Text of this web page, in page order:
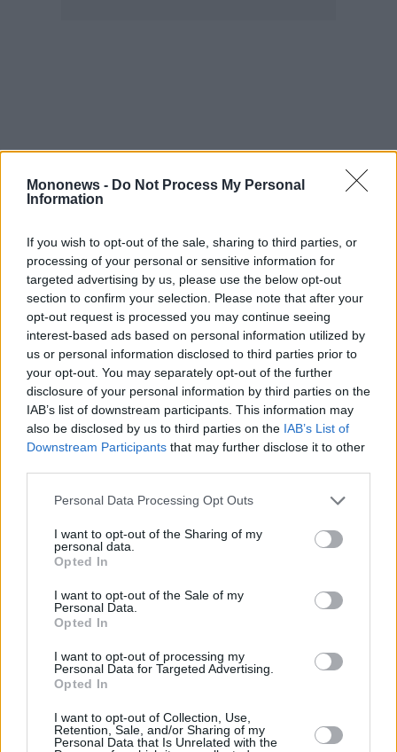
Mononews - Do Not Process My Personal
Information
If you wish to opt-out of the sale, sharing to third parties, or
processing of your personal or sensitive information for
targeted advertising by us, please use the below opt-out
section to confirm your selection. Please note that after your
opt-out request is processed you may continue seeing
interest-based ads based on personal information utilized by
us or personal information disclosed to third parties prior to
your opt-out. You may separately opt-out of the further
disclosure of your personal information by third parties on the
IAB’s list of downstream participants. This information may
also be disclosed by us to third parties on the IAB’s List of
Downstream Participants that may further disclose it to other
Personal Data Processing Opt Outs
I want to opt-out of the Sharing of my
personal data.
Opted In
I want to opt-out of the Sale of my
Personal Data.
Opted In
I want to opt-out of processing my
Personal Data for Targeted Advertising.
Opted In
I want to opt-out of Collection, Use,
Retention, Sale, and/or Sharing of my
Personal Data that Is Unrelated with the
Ταυτόχρονα, τρέχει ο διαγωνισμός για το
νομικό σύμβουλο, ο οποίος θα είναι
υπεύθυνος για τη διατήρηση της
εμπιστευτικότητας των συναντήσεων, που θα
πραγματοποιηθούν μεταξύ της ΕΡΓΟΣΕ και
κάθε ενδιαφερόμενου σχήματος, καθώς και
Επιπλέον, η ΕΡΓΟΣΕ έχει καταλήξει από τα
μέσα του τρέχοντος μήνα στον τεχνικό
σύμβουλο που θα την υποστηρίξει στη
σύνταξη των τευχών δημοπράτησης για το
Κοχιαδάκη Μαρία η οποία επικράτησε των
«NAMA Σύμβουλοι Μηχανικοί και Μελετητές
Α.Ε.» και «Ρόικος Σύμβουλοι Μηχανικοί Α.Ε.»
δίνοντας προσφορά της τάξης των 72.500